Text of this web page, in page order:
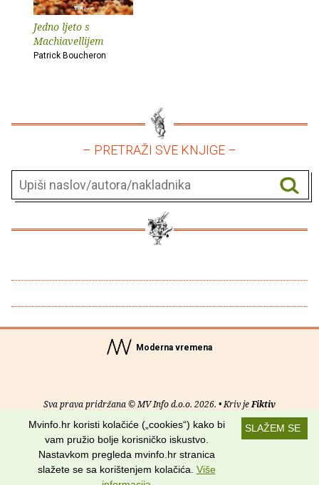
Jedno ljeto s
Machiavellijem
Patrick Boucheron
– PRETRAŽI SVE KNJIGE –
Moderna vremena
Sva prava pridržana © MV Info d.o.o. 2026. • Kriv jeFiktiv
O nama• Pomoć• Uvjeti korištenja•RSS kanali
Potraži nas na:
SLAŽEM SE
Mvinfo.hr koristi kolačiće („cookies“) kako bi
vam pružio bolje korisničko iskustvo.
Nastavkom pregleda mvinfo.hr stranica
slažete se sa korištenjem kolačića. Više